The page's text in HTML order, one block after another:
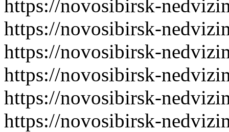
https://novosibirsk-
https://novosibirsk-
https://novosibirsk-
https://novosibirsk-
https://novosibirsk-
https://novosibirsk-